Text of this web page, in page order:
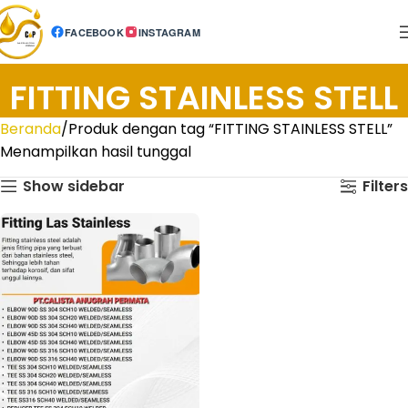
FACEBOOK INSTAGRAM
FITTING STAINLESS STELL
Beranda Produk dengan tag “FITTING STAINLESS STELL”
Menampilkan hasil tunggal
Show sidebar
Filters